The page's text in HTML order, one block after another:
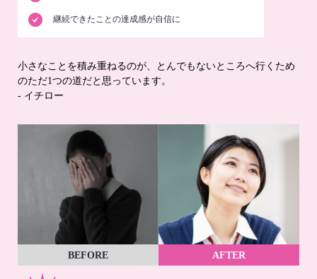
継続できたことの達成感が自信に
小さなことを積み重ねるのが、とんでもないところへ行くため
のただ1つの道だと思っています。
- イチロー
BEFORE AFTER